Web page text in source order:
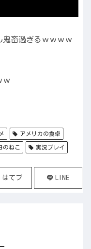
畜過ぎるｗｗｗｗ
ｗ
アメリカの食卓
のねこ 実況プレイ
はてブ LINE